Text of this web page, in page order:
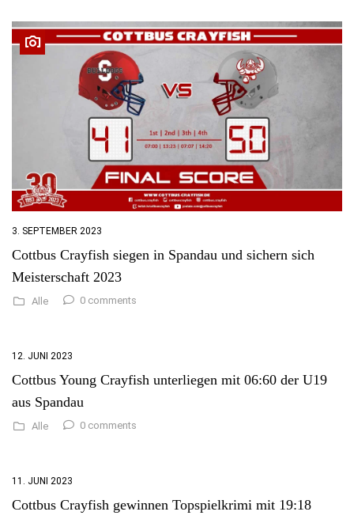
3. SEPTEMBER 2023
Cottbus Crayfish siegen in Spandau und sichern sich
Meisterschaft 2023
Alle 0 comments
12. JUNI 2023
Cottbus Young Crayfish unterliegen mit 06:60 der U19
aus Spandau
Alle 0 comments
11. JUNI 2023
Cottbus Crayfish gewinnen Topspielkrimi mit 19:18